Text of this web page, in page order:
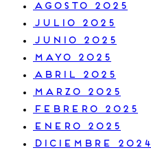
agosto 2025
julio 2025
junio 2025
mayo 2025
abril 2025
marzo 2025
febrero 2025
enero 2025
diciembre 2024